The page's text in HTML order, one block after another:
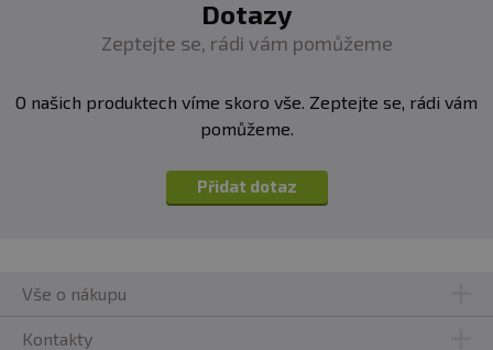
Dotazy
Zeptejte se, rádi vám pomůžeme
O našich produktech víme skoro vše. Zeptejte se, rádi vám
pomůžeme.
Přidat dotaz
Vše o nákupu
Kontakty